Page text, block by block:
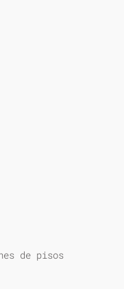
de pisos